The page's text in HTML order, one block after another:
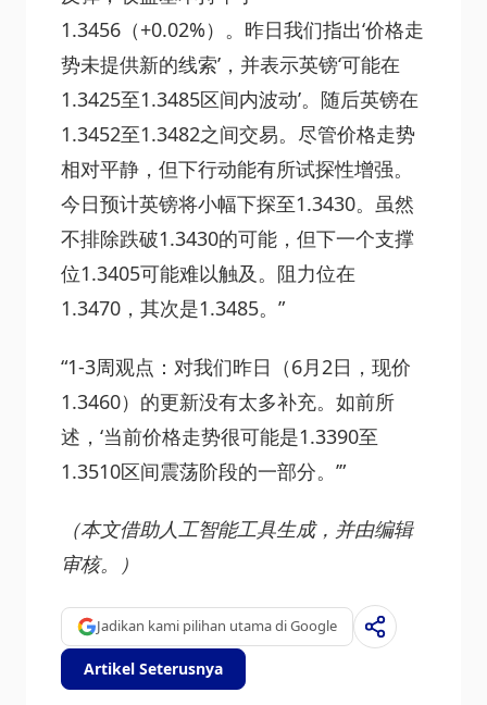
1.3456（+0.02%）。昨日我们指出‘价格走
势未提供新的线索’，并表示英镑‘可能在
1.3425至1.3485区间内波动’。随后英镑在
1.3452至1.3482之间交易。尽管价格走势
相对平静，但下行动能有所试探性增强。
今日预计英镑将小幅下探至1.3430。虽然
不排除跌破1.3430的可能，但下一个支撑
位1.3405可能难以触及。阻力位在
1.3470，其次是1.3485。”
“1-3周观点：对我们昨日（6月2日，现价
1.3460）的更新没有太多补充。如前所
述，‘当前价格走势很可能是1.3390至
1.3510区间震荡阶段的一部分。’”
（本文借助人工智能工具生成，并由编辑
审核。）
Jadikan kami pilihan utama di Google
Artikel Seterusnya